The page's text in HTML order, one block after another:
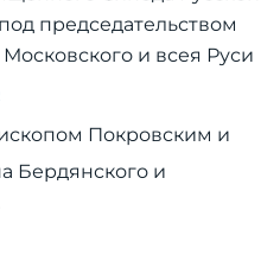
председательством
и всея Руси
Покровским и
Бердянского и